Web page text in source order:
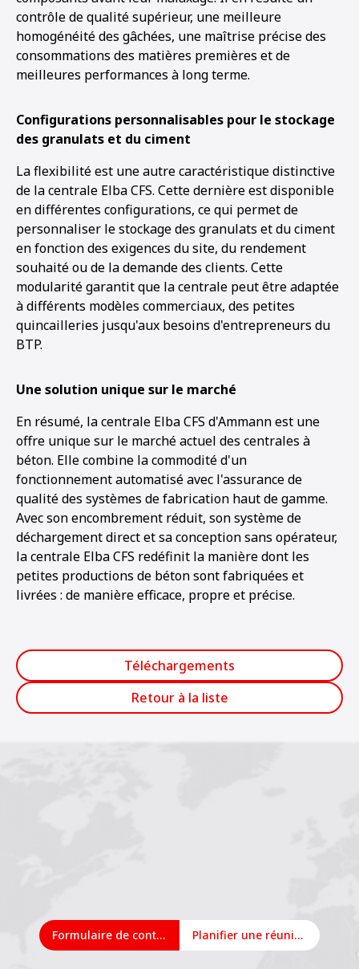
contrôle de qualité supérieur, une meilleure
homogénéité des gâchées, une maîtrise précise des
consommations des matières premières et de
meilleures performances à long terme.
Configurations personnalisables pour le stockage
des granulats et du ciment
La flexibilité est une autre caractéristique distinctive
de la centrale Elba CFS. Cette dernière est disponible
en différentes configurations, ce qui permet de
personnaliser le stockage des granulats et du ciment
en fonction des exigences du site, du rendement
souhaité ou de la demande des clients. Cette
modularité garantit que la centrale peut être adaptée
à différents modèles commerciaux, des petites
quincailleries jusqu'aux besoins d'entrepreneurs du
BTP.
Une solution unique sur le marché
En résumé, la centrale Elba CFS d'Ammann est une
offre unique sur le marché actuel des centrales à
béton. Elle combine la commodité d'un
fonctionnement automatisé avec l'assurance de
qualité des systèmes de fabrication haut de gamme.
Avec son encombrement réduit, son système de
déchargement direct et sa conception sans opérateur,
la centrale Elba CFS redéfinit la manière dont les
petites productions de béton sont fabriquées et
livrées : de manière efficace, propre et précise.
Téléchargements
Retour à la liste
Formulaire de contact Planifier une réunion en ligne